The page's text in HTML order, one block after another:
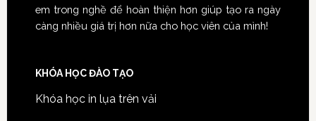
em trong nghề để hoàn thiện hơn giúp tạo ra ngày
càng nhiều giá trị hơn nữa cho học viên của mình!
KHÓA HỌC ĐÀO TẠO
Khóa học in lụa trên vải